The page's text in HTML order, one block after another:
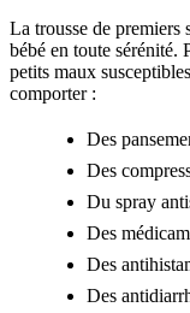
La trousse de premiers
bébé en toute sérénité.
petits maux
comporter :
Des
Des
Du spray
Des
Des
Des